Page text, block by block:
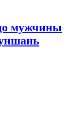
мужчины